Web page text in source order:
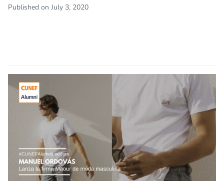
Published on July 3, 2020